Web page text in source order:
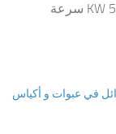
القوة الكهربائية المحركة 220V 50HZ الطاقة 5 KW سرعة
في عبوات و أكياس